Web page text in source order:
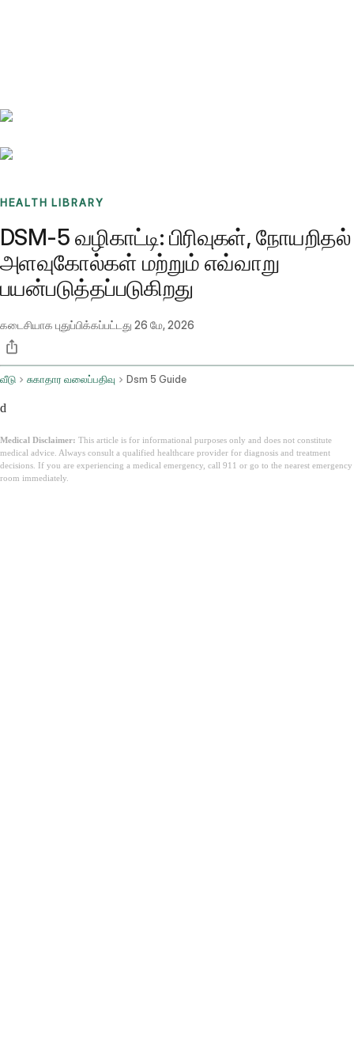
HEALTH LIBRARY
DSM-5 வழிகாட்டி: பிரிவுகள், நோயறிதல்
அளவுகோல்கள் மற்றும் எவ்வாறு
பயன்படுத்தப்படுகிறது
கடைசியாக புதுப்பிக்கப்பட்டது 26 மே, 2026
வீடு சுகாதார வலைப்பதிவு Dsm 5 Guide
d
Medical Disclaimer: This article is for informational purposes only and does not constitute
medical advice. Always consult a qualified healthcare provider for diagnosis and treatment
decisions. If you are experiencing a medical emergency, call 911 or go to the nearest emergency
room immediately.